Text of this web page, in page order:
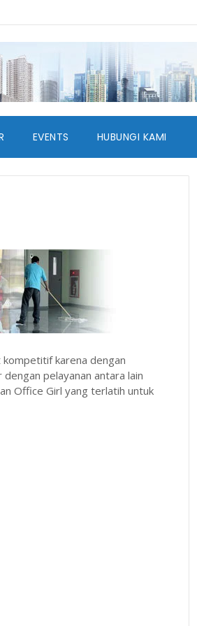
EVENTS HUBUNGI KAMI
karena dengan
pelayanan antara lain
Office Girl yang terlatih untuk